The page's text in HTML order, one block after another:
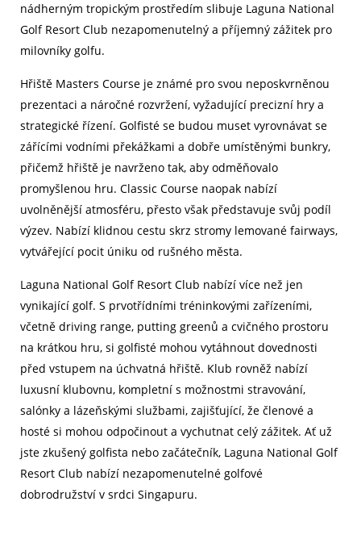
nádherným tropickým prostředím slibuje Laguna National
Golf Resort Club nezapomenutelný a příjemný zážitek pro
milovníky golfu.
Hřiště Masters Course je známé pro svou neposkvrněnou
prezentaci a náročné rozvržení, vyžadující precizní hry a
strategické řízení. Golfisté se budou muset vyrovnávat se
zářícími vodními překážkami a dobře umístěnými bunkry,
přičemž hřiště je navrženo tak, aby odměňovalo
promyšlenou hru. Classic Course naopak nabízí
uvolněnější atmosféru, přesto však představuje svůj podíl
výzev. Nabízí klidnou cestu skrz stromy lemované fairways,
vytvářející pocit úniku od rušného města.
Laguna National Golf Resort Club nabízí více než jen
vynikající golf. S prvotřídními tréninkovými zařízeními,
včetně driving range, putting greenů a cvičného prostoru
na krátkou hru, si golfisté mohou vytáhnout dovednosti
před vstupem na úchvatná hřiště. Klub rovněž nabízí
luxusní klubovnu, kompletní s možnostmi stravování,
salónky a lázeňskými službami, zajišťující, že členové a
hosté si mohou odpočinout a vychutnat celý zážitek. Ať už
jste zkušený golfista nebo začátečník, Laguna National Golf
Resort Club nabízí nezapomenutelné golfové
dobrodružství v srdci Singapuru.